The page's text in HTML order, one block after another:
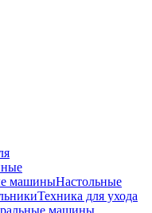
машиныНастольные
Техника для ухода
машины